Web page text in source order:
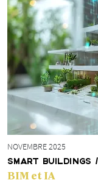
NOVEMBRE 2025
SMART
BIM et IA